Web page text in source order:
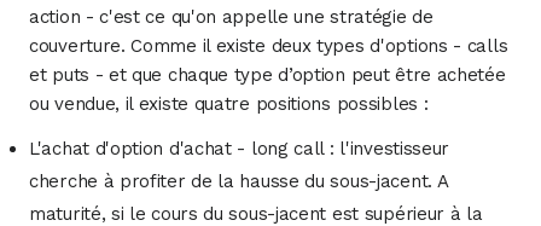
action - c'est ce qu'on appelle une stratégie de
couverture. Comme il existe deux types d'options - calls
et puts - et que chaque type d’option peut être achetée
ou vendue, il existe quatre positions possibles :
L'achat d'option d'achat - long call : l'investisseur
cherche à profiter de la hausse du sous-jacent. A
maturité, si le cours du sous-jacent est supérieur à la